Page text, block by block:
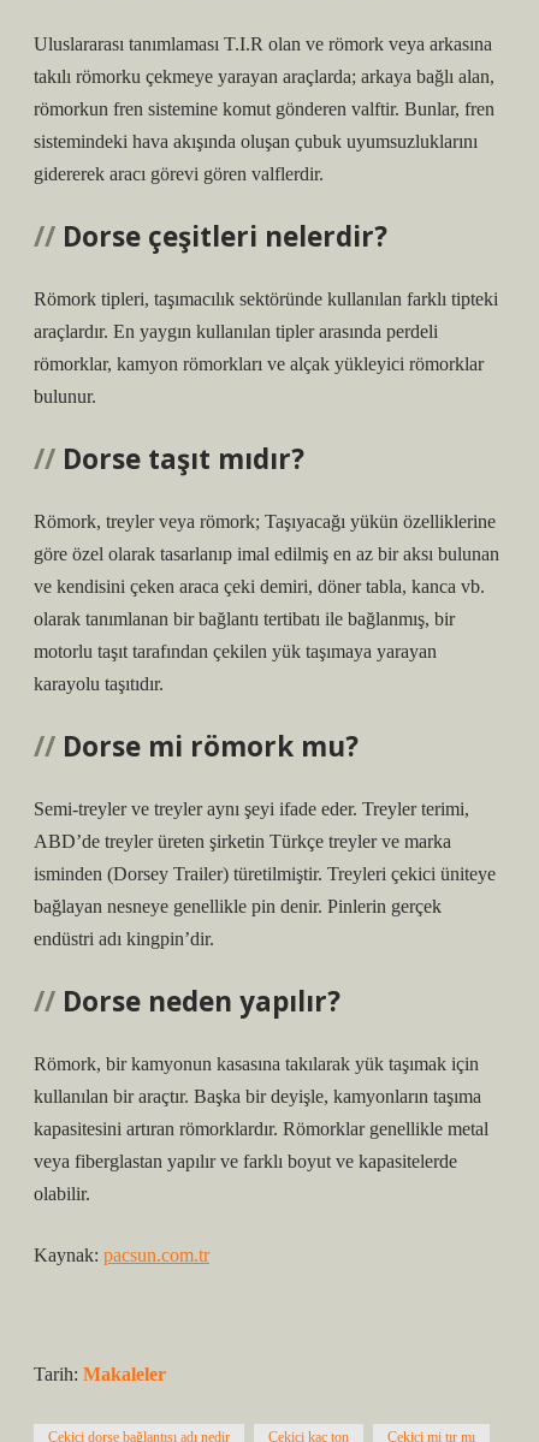
Uluslararası tanımlaması T.I.R olan ve römork veya arkasına
takılı römorku çekmeye yarayan araçlarda; arkaya bağlı alan,
römorkun fren sistemine komut gönderen valftir. Bunlar, fren
sistemindeki hava akışında oluşan çubuk uyumsuzluklarını
gidererek aracı görevi gören valflerdir.
Dorse çeşitleri nelerdir?
Römork tipleri, taşımacılık sektöründe kullanılan farklı tipteki
araçlardır. En yaygın kullanılan tipler arasında perdeli
römorklar, kamyon römorkları ve alçak yükleyici römorklar
bulunur.
Dorse taşıt mıdır?
Römork, treyler veya römork; Taşıyacağı yükün özelliklerine
göre özel olarak tasarlanıp imal edilmiş en az bir aksı bulunan
ve kendisini çeken araca çeki demiri, döner tabla, kanca vb.
olarak tanımlanan bir bağlantı tertibatı ile bağlanmış, bir
motorlu taşıt tarafından çekilen yük taşımaya yarayan
karayolu taşıtıdır.
Dorse mi römork mu?
Semi-treyler ve treyler aynı şeyi ifade eder. Treyler terimi,
ABD’de treyler üreten şirketin Türkçe treyler ve marka
isminden (Dorsey Trailer) türetilmiştir. Treyleri çekici üniteye
bağlayan nesneye genellikle pin denir. Pinlerin gerçek
endüstri adı kingpin’dir.
Dorse neden yapılır?
Römork, bir kamyonun kasasına takılarak yük taşımak için
kullanılan bir araçtır. Başka bir deyişle, kamyonların taşıma
kapasitesini artıran römorklardır. Römorklar genellikle metal
veya fiberglastan yapılır ve farklı boyut ve kapasitelerde
olabilir.
Kaynak: pacsun.com.tr
Tarih: Makaleler
Çekici dorse bağlantısı adı nedir Çekici kaç ton Çekici mi tır mı